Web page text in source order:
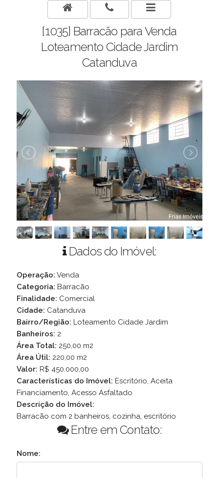
[1035] Barracão para Venda
Loteamento Cidade Jardim
Catanduva
Dados do Imóvel:
Operação: Venda
Categoria: Barracão
Finalidade: Comercial
Cidade: Catanduva
Bairro/Região: Loteamento Cidade Jardim
Banheiros: 2
Área Total: 250,00 m2
Área Útil: 220,00 m2
Valor: R$ 450.000,00
Características do Imóvel: Escritório, Aceita
Financiamento, Acesso Asfaltado
Descrição do Imóvel:
Barracão com 2 banheiros, cozinha, escritório
Entre em Contato:
Nome: